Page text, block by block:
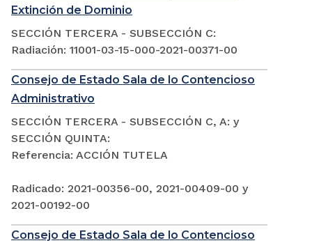
Extinción de Dominio
SECCIÓN TERCERA - SUBSECCIÓN C:
Radiación: 11001-03-15-000-2021-00371-00
Consejo de Estado Sala de lo Contencioso
Administrativo
SECCIÓN TERCERA - SUBSECCIÓN C, A: y
SECCIÓN QUINTA:
Referencia: ACCIÓN TUTELA
Radicado: 2021-00356-00, 2021-00409-00 y
2021-00192-00
Consejo de Estado Sala de lo Contencioso